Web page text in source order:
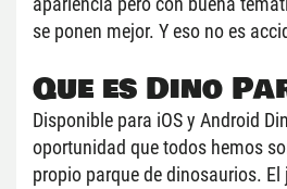
se ponen mejor. Y eso no es
Que es Dino
Disponible para iOS y Android
oportunidad que todos hemos
propio parque de dinosaurios.